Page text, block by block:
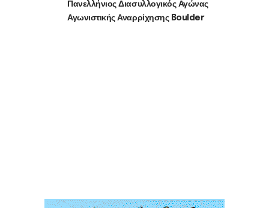
Πανελλήνιος Διασυλλογικός Αγώνας
Αγωνιστικής Αναρρίχησης Boulder